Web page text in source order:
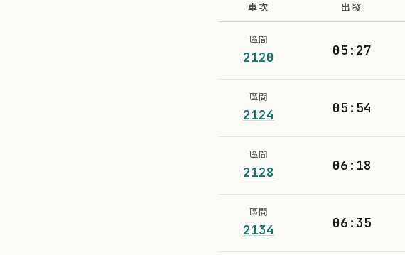
車次 出發
區間
2120 05:27
區間
2124 05:54
區間
2128 06:18
區間
2134 06:35